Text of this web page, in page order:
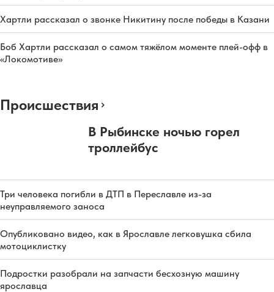
Хартли рассказал о звонке Никитину после победы в Казани
Боб Хартли рассказал о самом тяжёлом моменте плей-офф в
«Локомотиве»
Происшествия
В Рыбинске ночью горел
троллейбус
Три человека погибли в ДТП в Переславле из-за
неуправляемого заноса
Опубликовано видео, как в Ярославле легковушка сбила
мотоциклистку
Подростки разобрали на запчасти бесхозную машину
ярославца